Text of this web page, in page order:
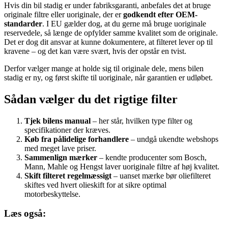
Hvis din bil stadig er under fabriksgaranti, anbefales det at bruge
originale filtre eller uoriginale, der ergodkendt efter OEM-
standarder. I EU gælder dog, at du gerne må bruge uoriginale
reservedele, så længe de opfylder samme kvalitet som de originale.
Det er dog dit ansvar at kunne dokumentere, at filteret lever op til
kravene – og det kan være svært, hvis der opstår en tvist.
Derfor vælger mange at holde sig til originale dele, mens bilen
stadig er ny, og først skifte til uoriginale, når garantien er udløbet.
Sådan vælger du det rigtige filter
Tjek bilens manual – her står, hvilken type filter og
specifikationer der kræves.
Køb fra pålidelige forhandlere – undgå ukendte webshops
med meget lave priser.
Sammenlign mærker – kendte producenter som Bosch,
Mann, Mahle og Hengst laver uoriginale filtre af høj kvalitet.
Skift filteret regelmæssigt – uanset mærke bør oliefilteret
skiftes ved hvert olieskift for at sikre optimal
motorbeskyttelse.
Læs også: